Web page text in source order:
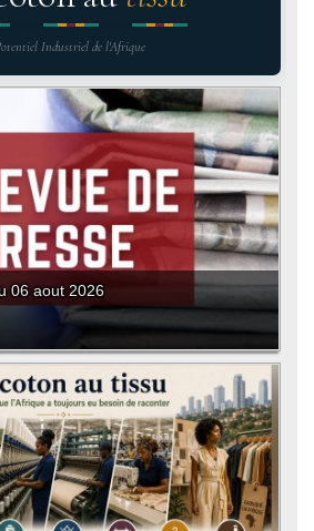
Industriel de l'Afrique
06 aout 2026